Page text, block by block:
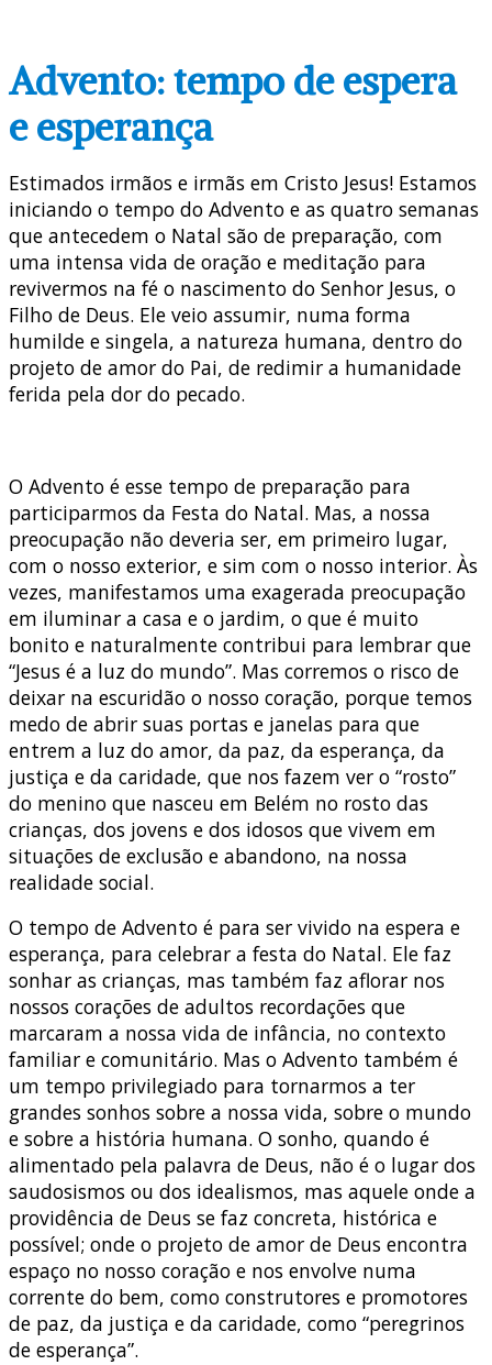
Advento: tempo de espera
e esperança
Estimados irmãos e irmãs em Cristo Jesus! Estamos
iniciando o tempo do Advento e as quatro semanas
que antecedem o Natal são de preparação, com
uma intensa vida de oração e meditação para
revivermos na fé o nascimento do Senhor Jesus, o
Filho de Deus. Ele veio assumir, numa forma
humilde e singela, a natureza humana, dentro do
projeto de amor do Pai, de redimir a humanidade
ferida pela dor do pecado.
O Advento é esse tempo de preparação para
participarmos da Festa do Natal. Mas, a nossa
preocupação não deveria ser, em primeiro lugar,
com o nosso exterior, e sim com o nosso interior. Às
vezes, manifestamos uma exagerada preocupação
em iluminar a casa e o jardim, o que é muito
bonito e naturalmente contribui para lembrar que
“Jesus é a luz do mundo”. Mas corremos o risco de
deixar na escuridão o nosso coração, porque temos
medo de abrir suas portas e janelas para que
entrem a luz do amor, da paz, da esperança, da
justiça e da caridade, que nos fazem ver o “rosto”
do menino que nasceu em Belém no rosto das
crianças, dos jovens e dos idosos que vivem em
situações de exclusão e abandono, na nossa
realidade social.
O tempo de Advento é para ser vivido na espera e
esperança, para celebrar a festa do Natal. Ele faz
sonhar as crianças, mas também faz aflorar nos
nossos corações de adultos recordações que
marcaram a nossa vida de infância, no contexto
familiar e comunitário. Mas o Advento também é
um tempo privilegiado para tornarmos a ter
grandes sonhos sobre a nossa vida, sobre o mundo
e sobre a história humana. O sonho, quando é
alimentado pela palavra de Deus, não é o lugar dos
saudosismos ou dos idealismos, mas aquele onde a
providência de Deus se faz concreta, histórica e
possível; onde o projeto de amor de Deus encontra
espaço no nosso coração e nos envolve numa
corrente do bem, como construtores e promotores
de paz, da justiça e da caridade, como “peregrinos
de esperança”.